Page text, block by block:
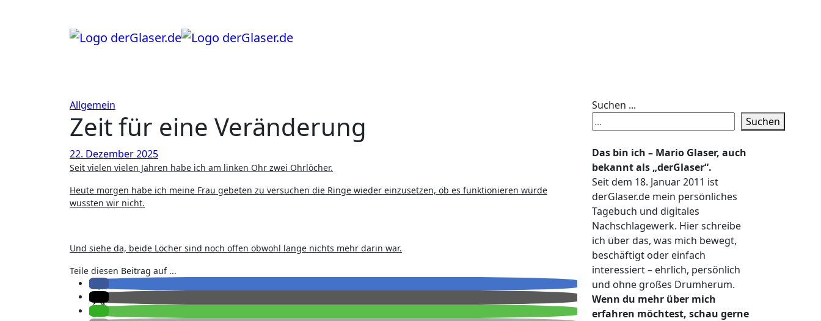
Allgemein
Zeit für eine Veränderung
22. Dezember 2025
Seit vielen vielen Jahren habe ich am linken Ohr zwei Ohrlöcher.
Heute morgen habe ich meine Frau gebeten zu versuchen die Ringe wieder einzusetzen, ob es funktionieren würde
wussten wir nicht.
Und siehe da, beide Löcher sind noch offen obwohl lange nichts mehr darin war.
Teile diesen Beitrag auf ...
Suchen ...
Suchen
Das bin ich – Mario Glaser, auch
bekannt als „derGlaser“.
Seit dem 18. Januar 2011 ist
derGlaser.de mein persönliches
Tagebuch und digitales
Nachschlagewerk. Hier schreibe
ich über das, was mich bewegt,
beschäftigt oder einfach
interessiert – ehrlich, persönlich
und ohne großes Drumherum.
Wenn du mehr über mich
erfahren möchtest, schau gerne